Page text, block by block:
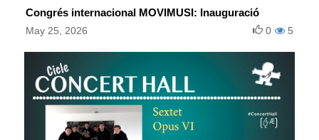
Congrés internacional MOVIMUSI: Inauguració
May 25, 2026 5
0